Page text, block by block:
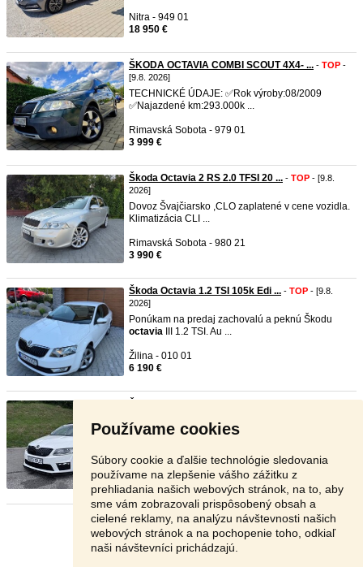
Používame cookies
Súbory cookie a ďalšie technológie sledovania
používame na zlepšenie vášho zážitku z
prehliadania našich webových stránok, na to, aby
sme vám zobrazovali prispôsobený obsah a
cielené reklamy, na analýzu návštevnosti našich
webových stránok a na pochopenie toho, odkiaľ
naši návštevníci prichádzajú.
Nitra - 949 01
18 950 €
ŠKODA OCTAVIA COMBI SCOUT 4X4- ... - TOP -
[9.8. 2026]
TECHNICKÉ ÚDAJE: ✅️Rok výroby:08/2009
✅️Najazdené km:293.000k ...
Rimavská Sobota - 979 01
3 999 €
Škoda Octavia 2 RS 2.0 TFSI 20 ... - TOP - [9.8.
2026]
Dovoz Švajčiarsko ,CLO zaplatené v cene vozidla.
Klimatizácia CLI ...
Rimavská Sobota - 980 21
3 990 €
Škoda Octavia 1.2 TSI 105k Edi ... - TOP - [9.8.
2026]
Ponúkam na predaj zachovalú a peknú Škodu
octavia III 1.2 TSI. Au ...
Žilina - 010 01
6 190 €
ST by KW podvozok Maxton KW pružiny rok 2015
214000km DSG TDI 13 ...
Spišská Nová Ves - 052 01
Stránka: 1 2 3 Ďalšia